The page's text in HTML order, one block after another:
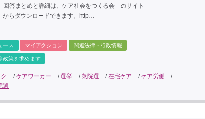
回答まとめと詳細は、ケア社会をつくる会 のサイト
らダウンロードできます。http…
ース マイアクション 関連法律・行政情報
政策を求めます
/ケアワーカー /選挙 /衆院選 /在宅ケア /ケア労働
/
選